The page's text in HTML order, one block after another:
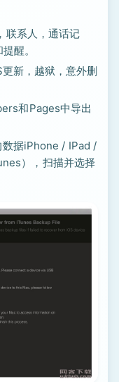
联系人，通话记
醒。
新，越狱，意外删
和Pages中导出
数据iPhone / IPad /
），扫描并选择